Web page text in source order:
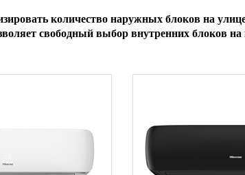
количество наружных блоков на
свободный выбор внутренних блоков